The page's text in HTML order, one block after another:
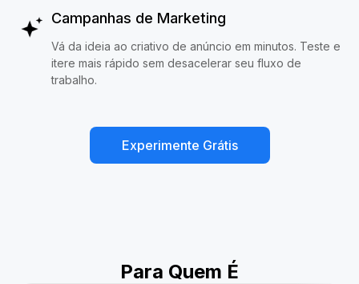
Campanhas de Marketing
Vá da ideia ao criativo de anúncio em minutos. Teste e
itere mais rápido sem desacelerar seu fluxo de
trabalho.
Experimente Grátis
Para Quem É